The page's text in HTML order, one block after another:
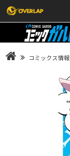
コミッ
LiQulle
ポケットモ
企業
オーバーラ
コミックス情報